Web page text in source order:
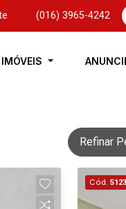
(016) 3965-4242
IMÓVEIS
Refinar
Cód.